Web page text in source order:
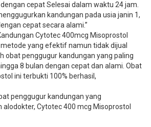
cepat Selesai dalam waktu 24 jam.
kandungan pada usia janin 1,
cepat secara alami.”
Cytotec 400mcg Misoprostol
yang efektif namun tidak dijual
obat penggugur kandungan yang paling
8 bulan dengan cepat dan alami. Obat
ini terbukti 100% berhasil,
penggugur kandungan yang
Cytotec 400 mcg Misoprostol